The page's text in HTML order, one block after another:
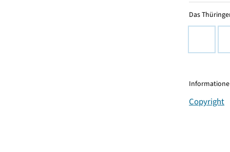
Das
Copyright